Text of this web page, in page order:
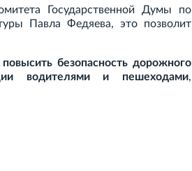
Государственной Думы по
Павла Федяева, это позволит
повысить безопасность дорожного
водителями и пешеходами,